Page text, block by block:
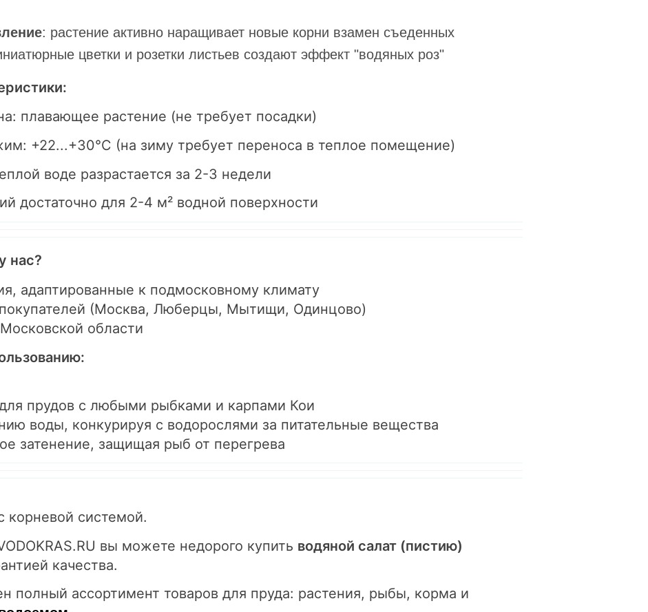
: растение активно наращивает новые корни взамен съеденных
цветки и розетки листьев создают эффект "водяных роз"
плавающее растение (не требует посадки)
+22...+30°C (на зиму требует переноса в теплое помещение)
воде разрастается за 2-3 недели
достаточно для 2-4 м² водной поверхности
нас?
адаптированные к подмосковному климату
(Москва, Люберцы, Мытищи, Одинцово)
области
прудов с любыми рыбками и карпами Кои
воды, конкурируя с водорослями за питательные вещества
затенение, защищая рыб от перегрева
корневой системой.
вы можете недорого купить водяной салат (пистию)
качества.
полный ассортимент товаров для пруда: растения, рыбы, корма и